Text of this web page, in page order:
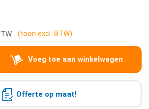
(toon excl. BTW)
Voeg toe aan winkelwagen
Offerte op maat!